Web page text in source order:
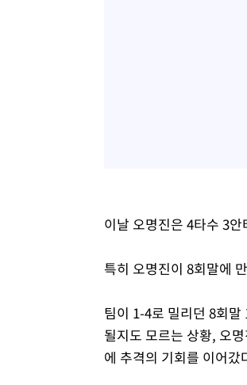
이날 오명진은 4타수 3
특히 오명진이 8회말에
팀이 1-4로 밀리던 8회
될지도 모르는 상황, 오
에 추격의 기회를 이어갔